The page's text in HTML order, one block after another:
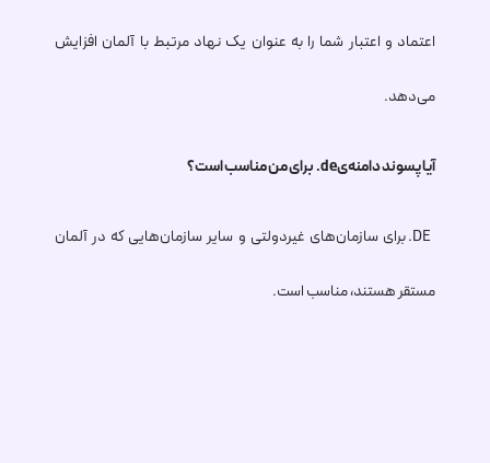
اعتماد و اعتبار شما را به عنوان یک نهاد مرتبط با آلمان افزایش
می‌دهد.
آیا پسوند دامنه‌ی.deبرای من مناسب است؟
.DEبرای سازمان‌های غیردولتی و سایر سازمان‌هایی که در آلمان
مستقر هستند، مناسب است.